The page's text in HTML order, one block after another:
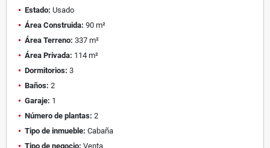
Estado: Usado
Área Construida: 90 m²
Área Terreno: 337 m²
Área Privada: 114 m²
Dormitorios: 3
Baños: 2
Garaje: 1
Número de plantas: 2
Tipo de inmueble: Cabaña
Tipo de negocio: Venta